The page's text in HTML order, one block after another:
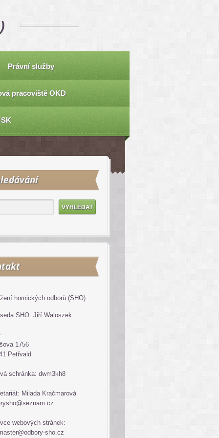
Právní služby
pracoviště OKD
hornických odborů (SHO)
SHO: Jiří Waloszek
1756
Petřvald
schránka: dwm3kh8
Milada Kračmarová
webových stránek:
sho.cz